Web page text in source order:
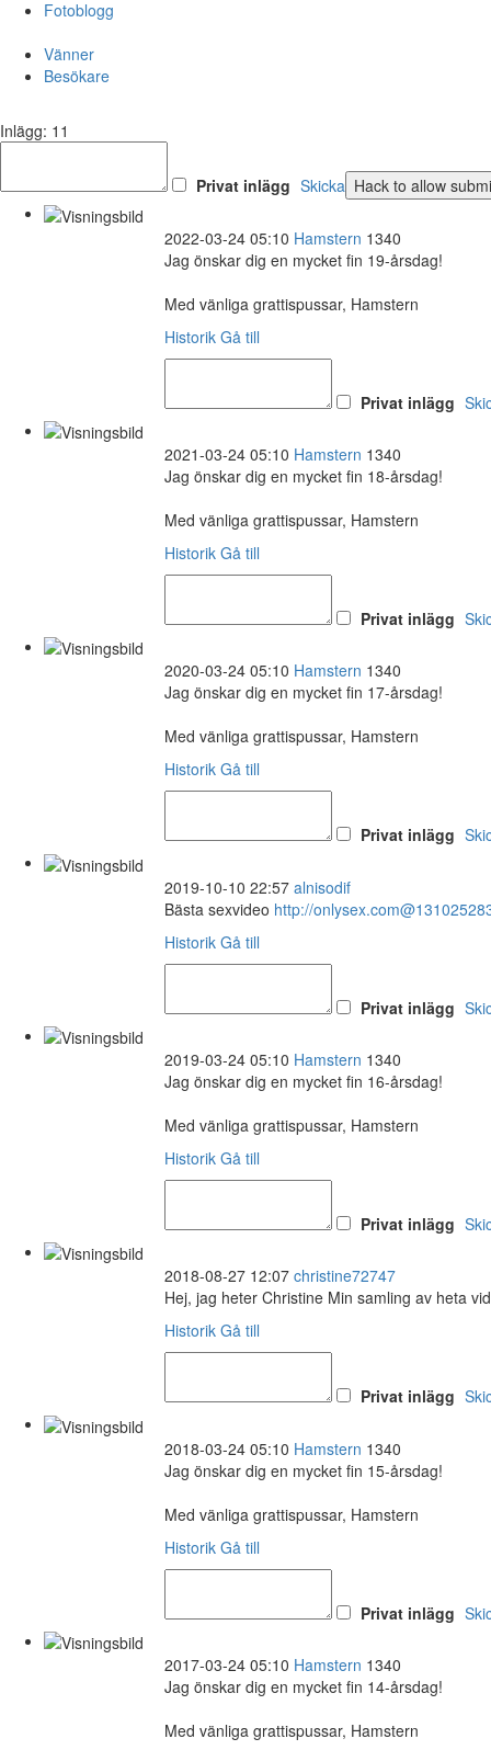
Fotoblogg
Vänner
Besökare
Inlägg: 11
Privat inlägg Skicka
2022-03-24 05:10 Hamstern 1340
Jag önskar dig en mycket fin 19-årsdag!
Med vänliga grattispussar, Hamstern
Historik Gå till
Privat inlägg
2021-03-24 05:10 Hamstern 1340
Jag önskar dig en mycket fin 18-årsdag!
Med vänliga grattispussar, Hamstern
Historik Gå till
Privat inlägg
2020-03-24 05:10 Hamstern 1340
Jag önskar dig en mycket fin 17-årsdag!
Med vänliga grattispussar, Hamstern
Historik Gå till
Privat inlägg
2019-10-10 22:57 alnisodif
Bästa sexvideo http://
Historik Gå till
Privat inlägg
2019-03-24 05:10 Hamstern 1340
Jag önskar dig en mycket fin 16-årsdag!
Med vänliga grattispussar, Hamstern
Historik Gå till
Privat inlägg
2018-08-27 12:07 christine72747
Hej, jag heter Christine Min samling av heta
Historik Gå till
Privat inlägg
2018-03-24 05:10 Hamstern 1340
Jag önskar dig en mycket fin 15-årsdag!
Med vänliga grattispussar, Hamstern
Historik Gå till
Privat inlägg
2017-03-24 05:10 Hamstern 1340
Jag önskar dig en mycket fin 14-årsdag!
Med vänliga grattispussar, Hamstern